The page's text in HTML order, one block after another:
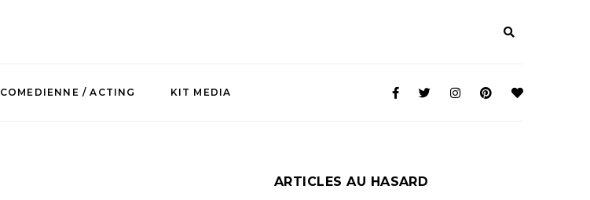
COMEDIENNE / ACTING KIT MEDIA
ARTICLES AU HASARD